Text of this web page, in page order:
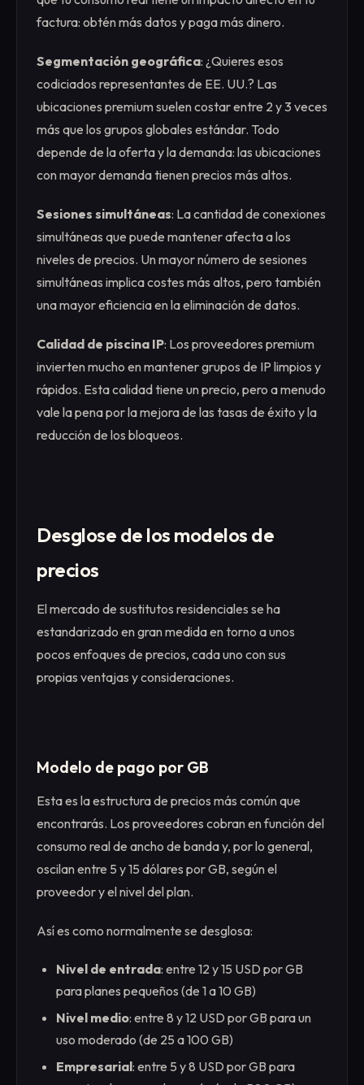
factura: obtén más datos y paga más dinero.
Segmentación geográfica: ¿Quieres esos
codiciados representantes de EE. UU.? Las
ubicaciones premium suelen costar entre 2 y 3 veces
más que los grupos globales estándar. Todo
depende de la oferta y la demanda: las ubicaciones
con mayor demanda tienen precios más altos.
Sesiones simultáneas: La cantidad de conexiones
simultáneas que puede mantener afecta a los
niveles de precios. Un mayor número de sesiones
simultáneas implica costes más altos, pero también
una mayor eficiencia en la eliminación de datos.
Calidad de piscina IP: Los proveedores premium
invierten mucho en mantener grupos de IP limpios y
rápidos. Esta calidad tiene un precio, pero a menudo
vale la pena por la mejora de las tasas de éxito y la
reducción de los bloqueos.
Desglose de los modelos de
precios
El mercado de sustitutos residenciales se ha
estandarizado en gran medida en torno a unos
pocos enfoques de precios, cada uno con sus
propias ventajas y consideraciones.
Modelo de pago por GB
Esta es la estructura de precios más común que
encontrarás. Los proveedores cobran en función del
consumo real de ancho de banda y, por lo general,
oscilan entre 5 y 15 dólares por GB, según el
proveedor y el nivel del plan.
Así es como normalmente se desglosa:
Nivel de entrada: entre 12 y 15 USD por GB
para planes pequeños (de 1 a 10 GB)
Nivel medio: entre 8 y 12 USD por GB para un
uso moderado (de 25 a 100 GB)
Empresarial: entre 5 y 8 USD por GB para